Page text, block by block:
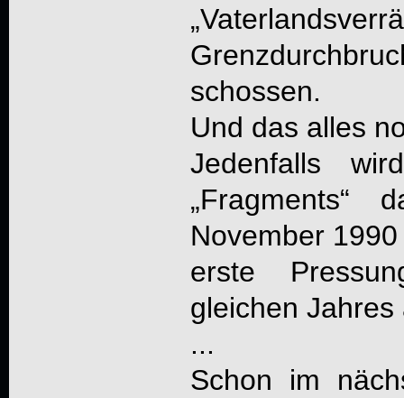
schossen.
Und das alles
Jedenfalls
„Fragments“
November
erste
gleichen
...
Schon im